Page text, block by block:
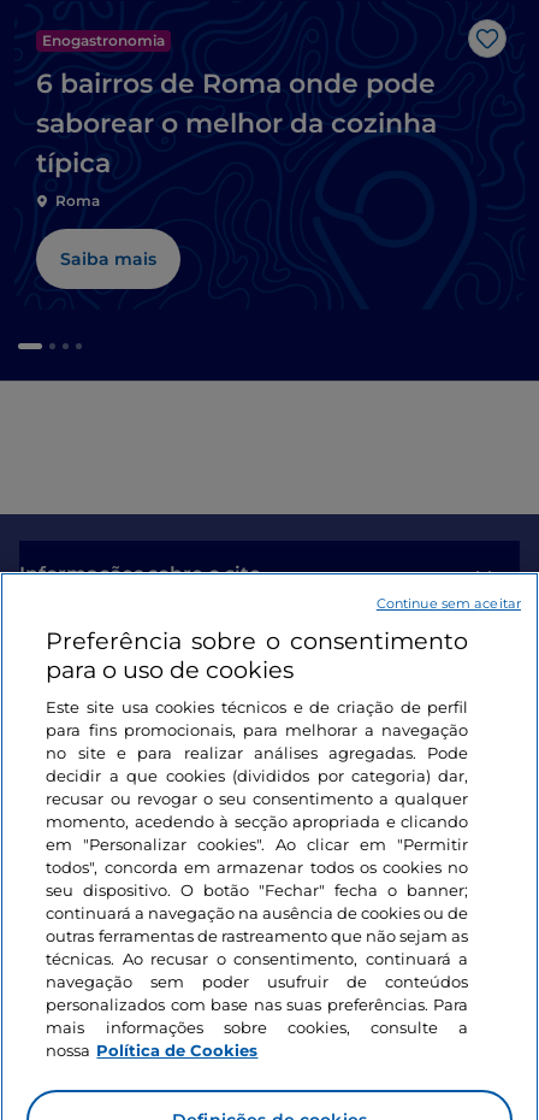
Enogastronomia
6 bairros de Roma onde pode
saborear o melhor da cozinha
típica
Roma
Saiba mais
Informações sobre o site
Ligações úteis
Iniciar sessão
Mantenha-se em contacto
Preferência sobre o consentimento
para o uso de cookies
Este site usa cookies técnicos e de criação de perfil
para fins promocionais, para melhorar a navegação
no site e para realizar análises agregadas. Pode
decidir a que cookies (divididos por categoria) dar,
recusar ou revogar o seu consentimento a qualquer
momento, acedendo à secção apropriada e clicando
em "Personalizar cookies". Ao clicar em "Permitir
todos", concorda em armazenar todos os cookies no
seu dispositivo. O botão "Fechar" fecha o banner;
continuará a navegação na ausência de cookies ou de
outras ferramentas de rastreamento que não sejam as
técnicas. Ao recusar o consentimento, continuará a
navegação sem poder usufruir de conteúdos
personalizados com base nas suas preferências. Para
mais informações sobre cookies, consulte a
nossa Política de Cookies
Continue sem aceitar